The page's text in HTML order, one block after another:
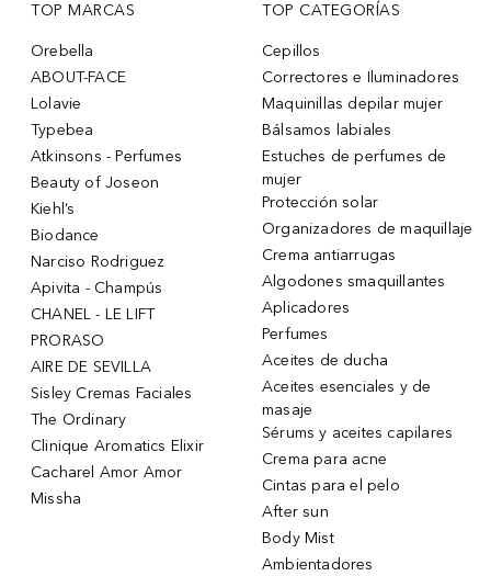
TOP MARCAS
Orebella
ABOUT-FACE
Lolavie
Typebea
Atkinsons - Perfumes
Beauty of Joseon
Kiehl’s
Biodance
Narciso Rodriguez
Apivita - Champús
CHANEL - LE LIFT
PRORASO
AIRE DE SEVILLA
Sisley Cremas Faciales
The Ordinary
Clinique Aromatics Elixir
Cacharel Amor Amor
Missha
TOP CATEGORÍAS
Cepillos
Correctores e Iluminadores
Maquinillas depilar mujer
Bálsamos labiales
Estuches de perfumes de
mujer
Protección solar
Organizadores de maquillaje
Crema antiarrugas
Algodones smaquillantes
Aplicadores
Perfumes
Aceites de ducha
Aceites esenciales y de
masaje
Sérums y aceites capilares
Crema para acne
Cintas para el pelo
After sun
Body Mist
Ambientadores